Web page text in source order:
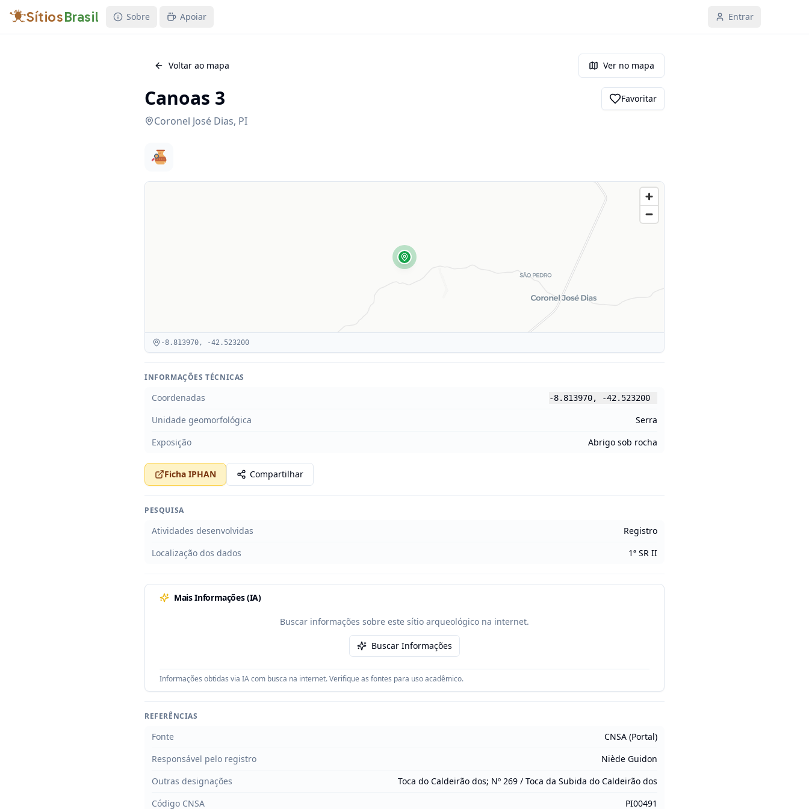
SítiosBrasil Sobre Apoiar Entrar
Voltar ao mapa Ver no mapa
Canoas 3
Coronel José Dias, PI
Favoritar
-8.813970, -42.523200
INFORMAÇÕES TÉCNICAS
Coordenadas -8.813970, -42.523200
Unidade geomorfológica
Serra
Exposição
Abrigo sob rocha
Ficha IPHAN Compartilhar
PESQUISA
Atividades desenvolvidas
Registro
Localização dos dados
1ª SR II
Mais Informações (IA)
Buscar informações sobre este sítio arqueológico na internet.
Buscar Informações
Informações obtidas via IA com busca na internet. Verifique as fontes para uso acadêmico.
REFERÊNCIAS
Fonte
CNSA (Portal)
Responsável pelo registro
Niède Guidon
Outras designações
Toca do Caldeirão dos; Nº 269 / Toca da Subida do Caldeirão dos
Código CNSA
PI00491